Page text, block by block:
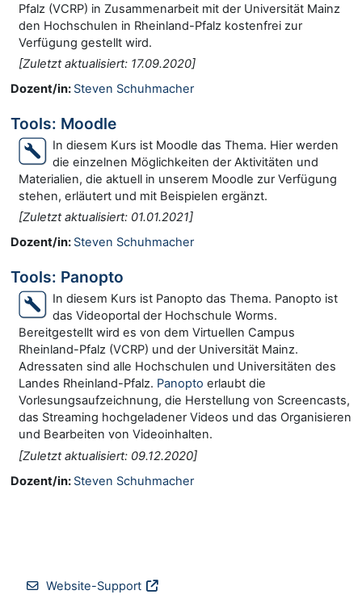
Pfalz (VCRP) in Zusammenarbeit mit der Universität Mainz
den Hochschulen in Rheinland-Pfalz kostenfrei zur
Verfügung gestellt wird.
[Zuletzt aktualisiert: 17.09.2020]
Dozent/in: Steven Schuhmacher
Tools: Moodle
In diesem Kurs ist Moodle das Thema. Hier werden
die einzelnen Möglichkeiten der Aktivitäten und
Materialien, die aktuell in unserem Moodle zur Verfügung
stehen, erläutert und mit Beispielen ergänzt.
[Zuletzt aktualisiert: 01.01.2021]
Dozent/in: Steven Schuhmacher
Tools: Panopto
In diesem Kurs ist Panopto das Thema. Panopto ist
das Videoportal der Hochschule Worms.
Bereitgestellt wird es von dem Virtuellen Campus
Rheinland-Pfalz (VCRP) und der Universität Mainz.
Adressaten sind alle Hochschulen und Universitäten des
Landes Rheinland-Pfalz. Panopto erlaubt die
Vorlesungsaufzeichnung, die Herstellung von Screencasts,
das Streaming hochgeladener Videos und das Organisieren
und Bearbeiten von Videoinhalten.
[Zuletzt aktualisiert: 09.12.2020]
Dozent/in: Steven Schuhmacher
Website-Support